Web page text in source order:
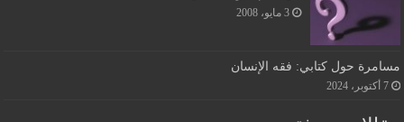
3 مايو، 2008
مسامرة حول كتابي: فقه الإنسان
7 أكتوبر، 2024